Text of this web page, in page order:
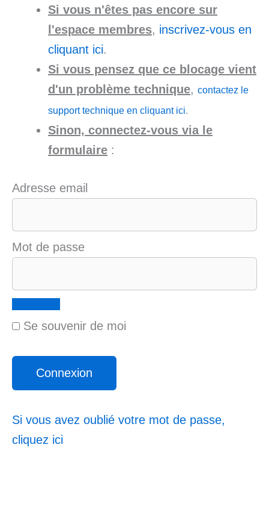
Si vous n'êtes pas encore sur
l'espace membres, inscrivez-vous en
cliquant ici.
Si vous pensez que ce blocage vient
d'un problème technique, contactez le
support technique en cliquant ici.
Sinon, connectez-vous via le
formulaire :
Adresse email
Mot de passe
Se souvenir de moi
Si vous avez oublié votre mot de passe,
cliquez ici